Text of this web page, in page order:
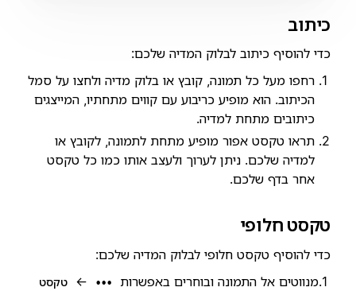
כיתוב
כדי להוסיף כיתוב לבלוק המדיה שלכם:
רחפו מעל כל תמונה, קובץ או בלוק מדיה ולחצו על סמל
הכיתוב. הוא מופיע כריבוע עם קווים מתחתיו, המייצגים
כיתובים מתחת למדיה.
תראו טקסט אפור מופיע מתחת לתמונה, לקובץ או
למדיה שלכם. ניתן לערוך ולעצב אותו כמו כל טקסט
אחר בדף שלכם.
טקסט חלופי
כדי להוסיף טקסט חלופי לבלוק המדיה שלכם:
מנווטים אל התמונה ובוחרים באפשרות
•••
←
טקסט